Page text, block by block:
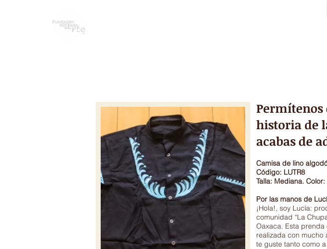
Camisa de lino
Código: LUTR8
Talla: Mediana.
Por las manos de
¡Hola!, soy Lucía:
comunidad “La
Oaxaca. Esta
realizada con mucho
te guste tanto como a
historia de
acabas de